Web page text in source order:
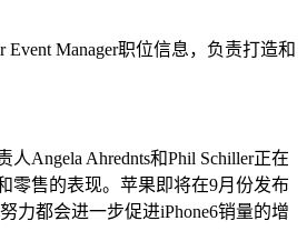
Event Manager职位信息，负责打造和
Angela Ahrednts和Phil Schiller正在
零售的表现。苹果即将在9月份发布
力都会进一步促进iPhone6销量的增